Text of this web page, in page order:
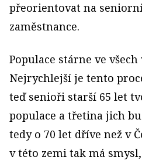
přeorientovat na
zaměstnance.
Populace stárne ve
Nejrychlejší je tento
teď senioři starší 65 let
populace a třetina jich
tedy o 70 let dříve než v
v této zemi tak má